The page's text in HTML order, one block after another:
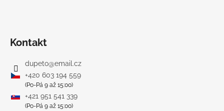
Kontakt
dupeto@email.cz
+420 603 194 559
(Po-Pá 9 až 15:00)
+421 951 541 339
(Po-Pá 9 až 15:00)